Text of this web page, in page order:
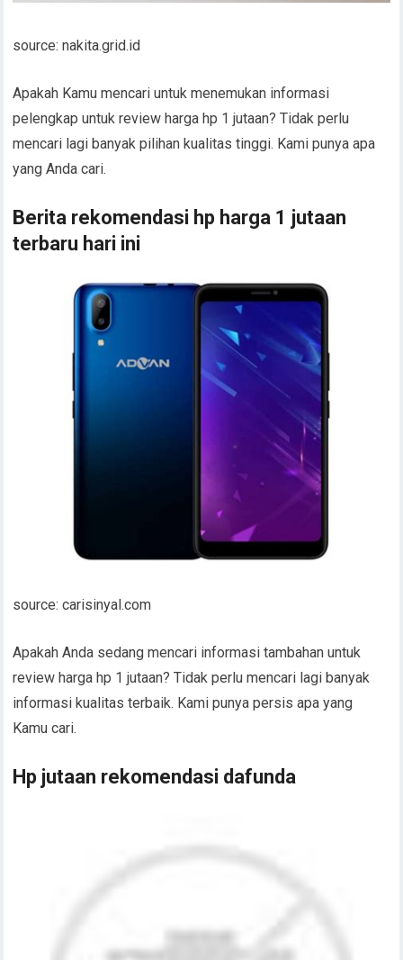
source: nakita.grid.id
Apakah Kamu mencari untuk menemukan informasi
pelengkap untuk review harga hp 1 jutaan? Tidak perlu
mencari lagi banyak pilihan kualitas tinggi. Kami punya apa
yang Anda cari.
Berita rekomendasi hp harga 1 jutaan
terbaru hari ini
source: carisinyal.com
Apakah Anda sedang mencari informasi tambahan untuk
review harga hp 1 jutaan? Tidak perlu mencari lagi banyak
informasi kualitas terbaik. Kami punya persis apa yang
Kamu cari.
Hp jutaan rekomendasi dafunda